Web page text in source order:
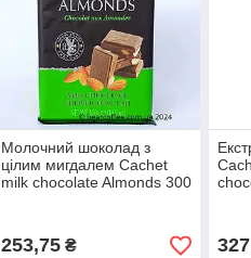
Молочний шоколад з
цілим мигдалем Cachet
milk chocolate Almonds 300
253,75₴